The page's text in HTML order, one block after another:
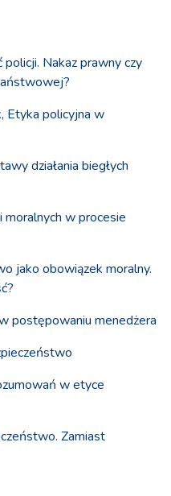
Nakaz prawny czy
, Etyka policyjna w
działania biegłych
moralnych w procesie
jako obowiązek moralny.
postępowaniu menedżera
w etyce
Zamiast